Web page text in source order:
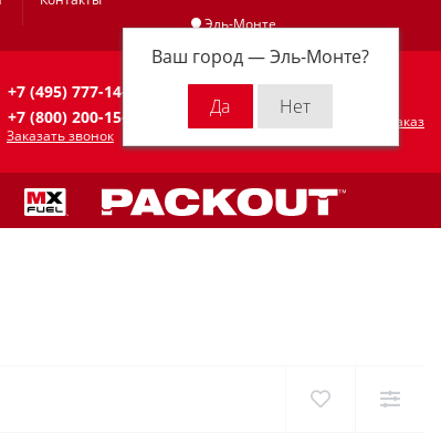
Эль-Монте
Ваш город —Эль-Монте?
Личный кабинет
+7 (495) 777-14-94
+7 (800) 200-15-94
Заказать звонок
Оформить заказ